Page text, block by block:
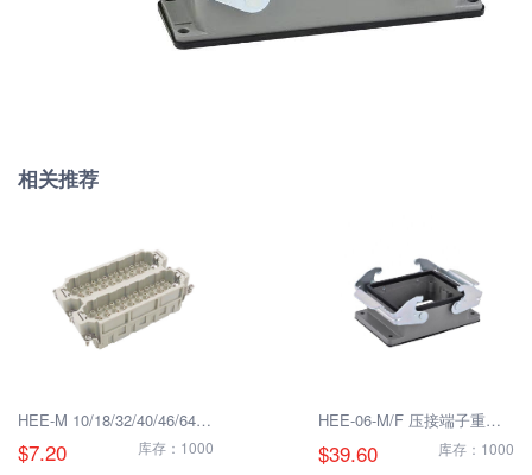
相关推荐
HEE-M 10/18/32/40/46/64P
重载连接器
$7.20 库存：1000
HEE-06-M/F 压接端子重载
连接器
$39.60 库存：1000